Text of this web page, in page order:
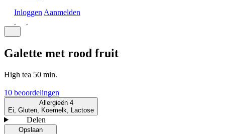
Inloggen Aanmelden
Galette met rood fruit
High tea 50 min.
10 beoordelingen
Allergieën 4
Ei, Gluten, Koemelk, Lactose
Delen
Opslaan